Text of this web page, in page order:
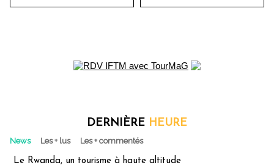
DERNIÈRE HEURE
News Les + lus Les + commentés
Le Rwanda, un tourisme à haute altitude